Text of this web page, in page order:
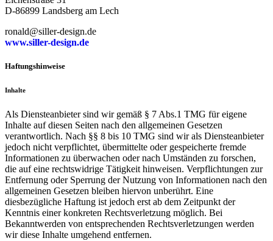
D-86899 Landsberg am Lech
ronald@siller-design.de
www.siller-design.de
Haftungshinweise
Inhalte
Als Diensteanbieter sind wir gemäß § 7 Abs.1 TMG für eigene
Inhalte auf diesen Seiten nach den allgemeinen Gesetzen
verantwortlich. Nach §§ 8 bis 10 TMG sind wir als Diensteanbieter
jedoch nicht verpflichtet, übermittelte oder gespeicherte fremde
Informationen zu überwachen oder nach Umständen zu forschen,
die auf eine rechtswidrige Tätigkeit hinweisen. Verpflichtungen zur
Entfernung oder Sperrung der Nutzung von Informationen nach den
allgemeinen Gesetzen bleiben hiervon unberührt. Eine
diesbezügliche Haftung ist jedoch erst ab dem Zeitpunkt der
Kenntnis einer konkreten Rechtsverletzung möglich. Bei
Bekanntwerden von entsprechenden Rechtsverletzungen werden
wir diese Inhalte umgehend entfernen.